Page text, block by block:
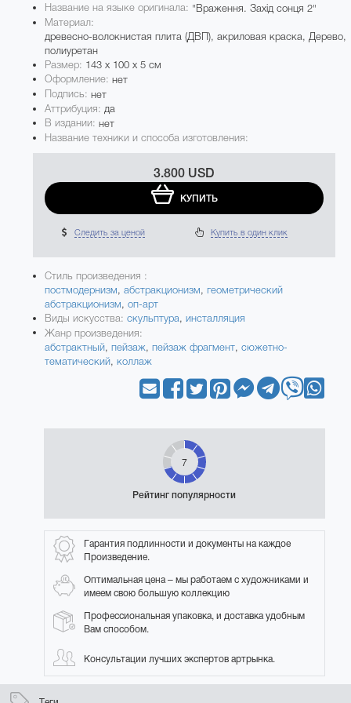
Название на языке оригинала: "Враження. Захід сонця 2"
Материал:
древесно-волокнистая плита (ДВП), акриловая краска, Дерево,
полиуретан
Размер: 143 x 100 x 5 см
Оформление:нет
Подпись:нет
Аттрибуция: да
В издании:нет
Название техники и способа изготовления:
3.800 USD
КУПИТЬ
Следить за ценой Купить в один клик
Стиль произведения :
постмодернизм,абстракционизм,геометрический
абстракционизм,оп-арт
Виды искусства:скульптура,инсталляция
Жанр произведения:
абстрактный,пейзаж,пейзаж фрагмент,сюжетно-
тематический,коллаж
7
Рейтинг популярности
Гарантия подлинности и документы на каждое
Произведение.
Оптимальная цена – мы работаем с художниками и
имеем свою большую коллекцию
Профессиональная упаковка, и доставка удобным
Вам способом.
Консультации лучших экспертов артрынка.